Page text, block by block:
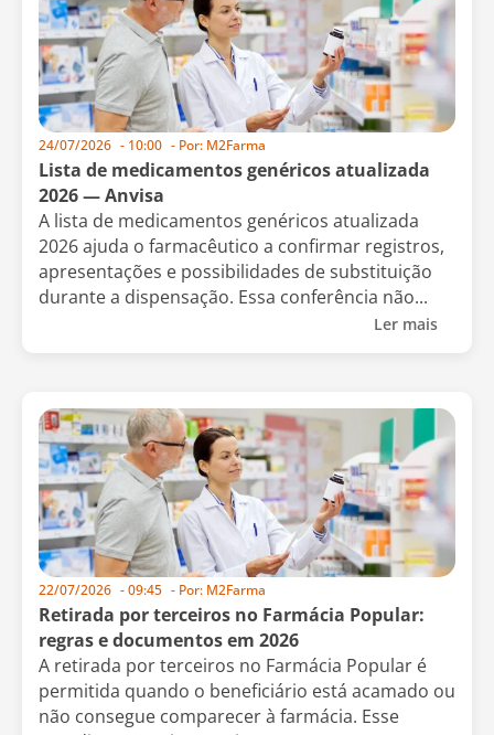
24/07/2026 - 10:00 - Por: M2Farma
Lista de medicamentos genéricos atualizada
2026 — Anvisa
A lista de medicamentos genéricos atualizada
2026 ajuda o farmacêutico a confirmar registros,
apresentações e possibilidades de substituição
durante a dispensação. Essa conferência não...
Ler mais
22/07/2026 -09:45 - Por: M2Farma
Retirada por terceiros no Farmácia Popular:
regras e documentos em 2026
A retirada por terceiros no Farmácia Popular é
permitida quando o beneficiário está acamado ou
não consegue comparecer à farmácia. Esse